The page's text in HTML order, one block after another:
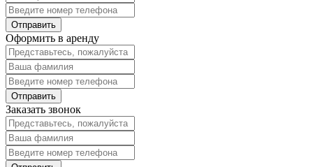
Оформить в аренду
Заказать звонок